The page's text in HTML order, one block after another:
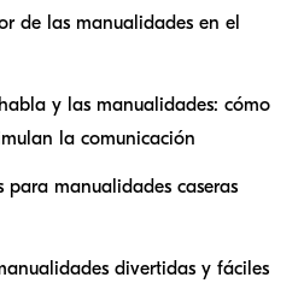
de las manualidades en el
y las manualidades: cómo
la comunicación
para manualidades caseras
divertidas y fáciles